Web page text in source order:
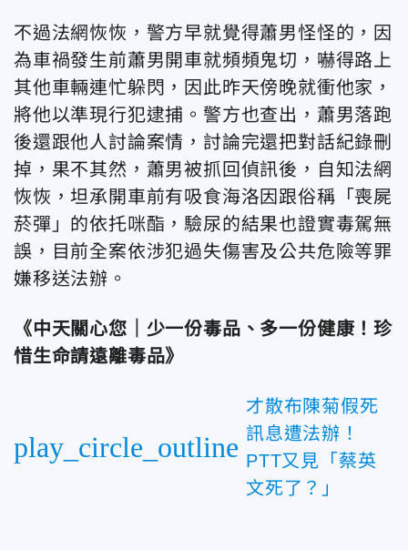
不過法網恢恢，警方早就覺得蕭男怪怪的，因
為車禍發生前蕭男開車就頻頻鬼切，嚇得路上
其他車輛連忙躲閃，因此昨天傍晚就衝他家，
將他以準現行犯逮捕。警方也查出，蕭男落跑
後還跟他人討論案情，討論完還把對話紀錄刪
掉，果不其然，蕭男被抓回偵訊後，自知法網
恢恢，坦承開車前有吸食海洛因跟俗稱「喪屍
菸彈」的依托咪酯，驗尿的結果也證實毒駕無
誤，目前全案依涉犯過失傷害及公共危險等罪
嫌移送法辦。
《中天關心您｜少一份毒品、多一份健康！珍
惜生命請遠離毒品》
play_circle_outline
才散布陳菊假死
訊息遭法辦！
PTT又見「蔡英
文死了？」